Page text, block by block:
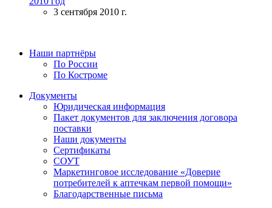
3 сентября 2010 г.
Наши партнёры
По России
По Костроме
Документы
Юридическая информация
Пакет документов для заключения договора
поставки
Наши документы
Сертификаты
СОУТ
Маркетинговое исследование «Доверие
потребителей к аптечкам первой помощи»
Благодарственные письма